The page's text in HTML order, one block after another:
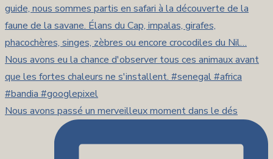
Nous avons passé un merveilleux moment dans le dés